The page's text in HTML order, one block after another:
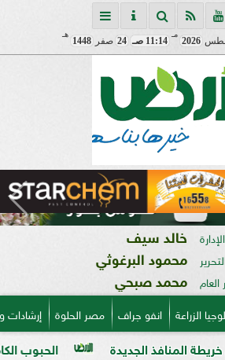
2026
مـ
11:14 صـ 24 صفر1448
هـ
خالد سيف
محمود البرغوثي
العام محمد صبحي
الزراعة انفو جراف مصر الحلوة
الحبوب الكاملة الجديدة